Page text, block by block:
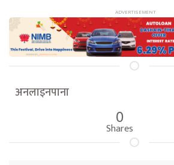
अनलाइनपाना
0
Shares